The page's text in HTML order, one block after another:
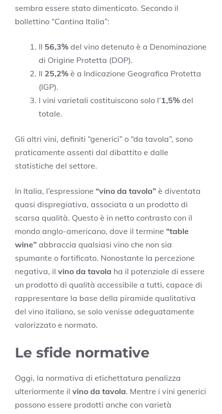
sembra essere stato dimenticato. Secondo il
bollettino “Cantina Italia”:
Il 56,3% del vino detenuto è a Denominazione
di Origine Protetta (DOP).
Il 25,2% è a Indicazione Geografica Protetta
(IGP).
I vini varietali costituiscono solo l’1,5% del
totale.
Gli altri vini, definiti “generici” o “da tavola”, sono
praticamente assenti dal dibattito e dalle
statistiche del settore.
In Italia, l’espressione “vino da tavola” è diventata
quasi dispregiativa, associata a un prodotto di
scarsa qualità. Questo è in netto contrasto con il
mondo anglo-americano, dove il termine “table
wine” abbraccia qualsiasi vino che non sia
spumante o fortificato. Nonostante la percezione
negativa, il vino da tavola ha il potenziale di essere
un prodotto di qualità accessibile a tutti, capace di
rappresentare la base della piramide qualitativa
del vino italiano, se solo venisse adeguatamente
valorizzato e normato.
Le sfide normative
Oggi, la normativa di etichettatura penalizza
ulteriormente il vino da tavola. Mentre i vini generici
possono essere prodotti anche con varietà